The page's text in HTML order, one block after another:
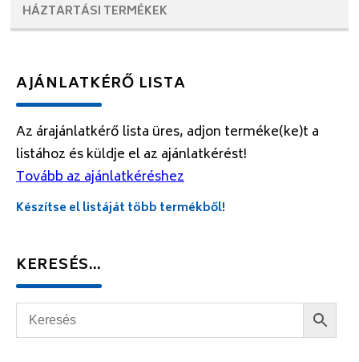
HÁZTARTÁSI TERMÉKEK
AJÁNLATKÉRŐ LISTA
Az árajánlatkérő lista üres, adjon terméke(ke)t a
listához és küldje el az ajánlatkérést!
Tovább az ajánlatkéréshez
Készítse el listáját több termékből!
KERESÉS…